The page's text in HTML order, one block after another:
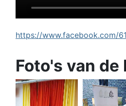
https://www.facebook.com/
Foto's van